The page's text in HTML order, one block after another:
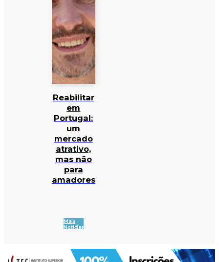
Reabilitar
em
Portugal:
um
mercado
atrativo,
mas não
para
amadores
Mais
Notícias